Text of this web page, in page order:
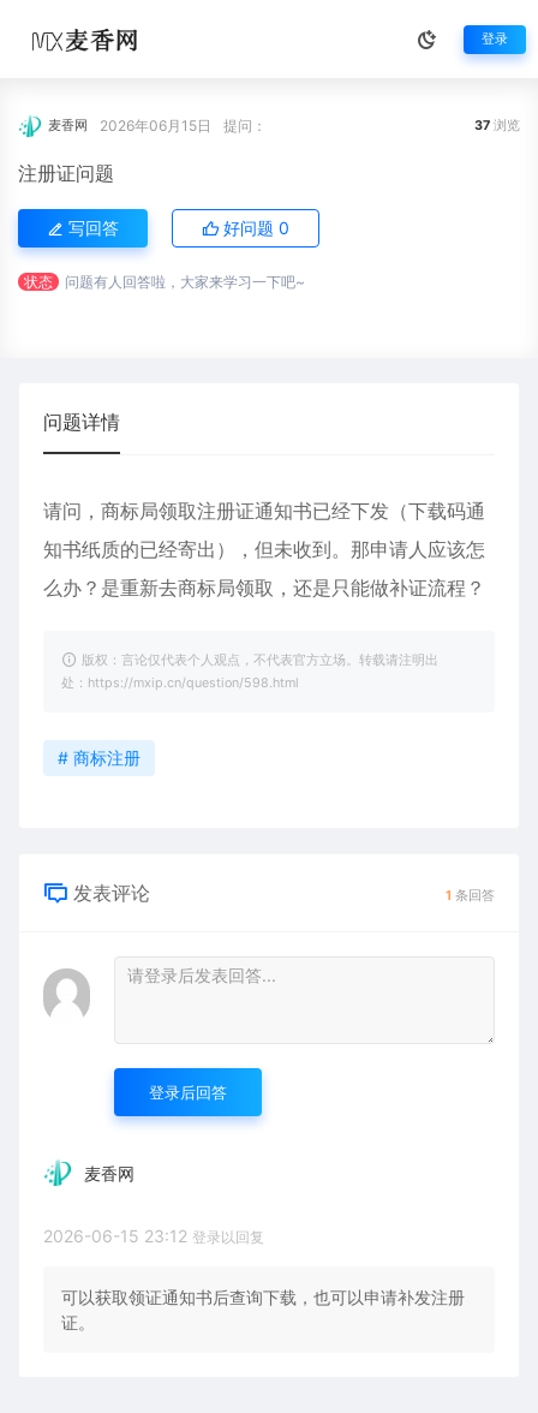
登录
麦香网 2026年06月15日 提问： 37 浏览
注册证问题
写回答 好问题 0
状态 问题有人回答啦，大家来学习一下吧~
问题详情
请问，商标局领取注册证通知书已经下发（下载码通
知书纸质的已经寄出），但未收到。那申请人应该怎
么办？是重新去商标局领取，还是只能做补证流程？
版权：言论仅代表个人观点，不代表官方立场。转载请注明出
处：https://mxip.cn/question/598.html
# 商标注册
发表评论 1 条回答
登录后回答
麦香网
2026-06-15 23:12 登录以回复
可以获取领证通知书后查询下载，也可以申请补发注册
证。